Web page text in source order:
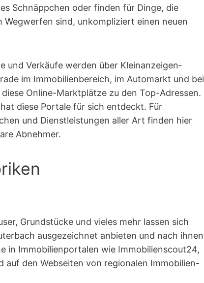
Schnäppchen oder finden für Dinge, die
Wegwerfen sind, unkompliziert einen neuen
und Verkäufe werden über Kleinanzeigen­
im Immobilienbereich, im Automarkt und bei
Online-Marktplätze zu den Top-Adressen.
diese Portale für sich entdeckt. Für
und Dienstleistungen aller Art finden hier
Abnehmer.
Grundstücke und vieles mehr lassen sich
ausgezeichnet anbieten und nach ihnen
in Immobilienportalen wie Immobilienscout24,
auf den Webseiten von regionalen Immobilien-